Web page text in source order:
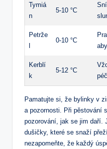
Tymiá
n
5-10 °C
Petrže
0-10 °C
Kerblí
k
5-12 °C
Pamatujte si, že bylinky v
a pozornosti. Při pěstování
pozorování, jak se jim daří.
dušičky, které se snaží
nezapomeňte, že každý